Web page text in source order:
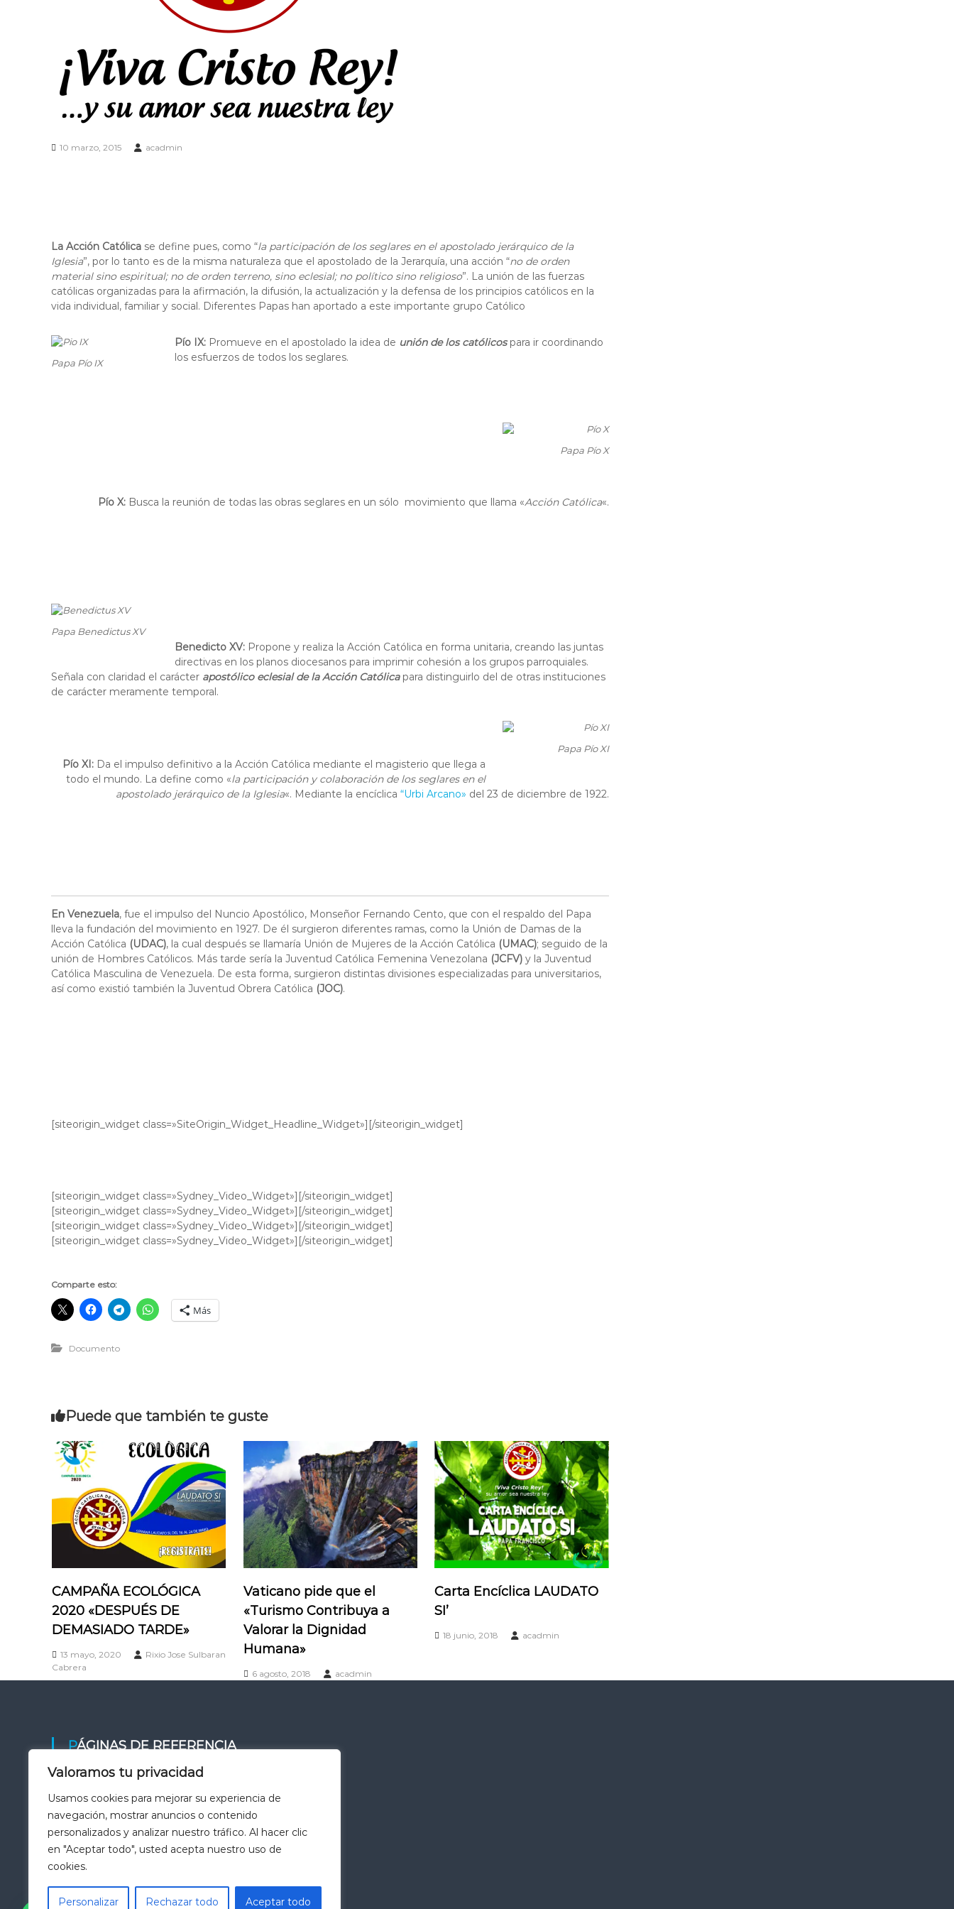
Valoramos tu privacidad
Usamos cookies para mejorar su experiencia de
navegación, mostrar anuncios o contenido
personalizados y analizar nuestro tráfico. Al hacer clic
en "Aceptar todo", usted acepta nuestro uso de
cookies.
Personalizar Rechazar todo Aceptar todo
u
e
l
a
10 marzo, 2015 acadmin
La Acción Católica se define pues, como “la participación de los seglares en el apostolado jerárquico de la
Iglesia”, por lo tanto es de la misma naturaleza que el apostolado de la Jerarquía, una acción “no de orden
material sino espiritual; no de orden terreno, sino eclesial; no político sino religioso”. La unión de las fuerzas
católicas organizadas para la afirmación, la difusión, la actualización y la defensa de los principios católicos en la
vida individual, familiar y social. Diferentes Papas han aportado a este importante grupo Católico
Papa Pío IX
Pío IX: Promueve en el apostolado la idea de unión de los católicospara ir coordinando
los esfuerzos de todos los seglares.
Papa Pío X
Pío X: Busca la reunión de todas las obras seglares en un sólo movimiento que llama «Acción Católica«.
Papa Benedictus XV
Benedicto XV: Propone y realiza la Acción Católica en forma unitaria, creando las juntas
directivas en los planos diocesanos para imprimir cohesión a los grupos parroquiales.
Señala con claridad el carácter apostólico eclesial de la Acción Católicapara distinguirlo del de otras instituciones
de carácter meramente temporal.
Papa Pío XI
Pío XI: Da el impulso definitivo a la Acción Católica mediante el magisterio que llega a
todo el mundo. La define como «la participación y colaboración de los seglares en el
apostolado jerárquico de la Iglesia«. Mediante la encíclica “Urbi Arcano» del 23 de diciembre de 1922.
En Venezuela, fue el impulso del Nuncio Apostólico, Monseñor Fernando Cento, que con el respaldo del Papa
lleva la fundación del movimiento en 1927. De él surgieron diferentes ramas, como la Unión de Damas de la
Acción Católica (UDAC), la cual después se llamaría Unión de Mujeres de la Acción Católica (UMAC); seguido de la
unión de Hombres Católicos. Más tarde sería la Juventud Católica Femenina Venezolana (JCFV) y la Juventud
Católica Masculina de Venezuela. De esta forma, surgieron distintas divisiones especializadas para universitarios,
así como existió también la Juventud Obrera Católica (JOC).
[siteorigin_widget class=»SiteOrigin_Widget_Headline_Widget»] [/siteorigin_widget]
[siteorigin_widget class=»Sydney_Video_Widget»] [/siteorigin_widget]
[siteorigin_widget class=»Sydney_Video_Widget»] [/siteorigin_widget]
[siteorigin_widget class=»Sydney_Video_Widget»] [/siteorigin_widget]
[siteorigin_widget class=»Sydney_Video_Widget»] [/siteorigin_widget]
Comparte esto:
Más
Documento
Puede que también te guste
CAMPAÑA ECOLÓGICA
2020 «DESPUÉS DE
DEMASIADO TARDE»
13 mayo, 2020
Rixio Jose Sulbaran
Cabrera
Vaticano pide que el
«Turismo Contribuya a
Valorar la Dignidad
Humana»
6 agosto, 2018 acadmin
Carta Encíclica LAUDATO
SI’
18 junio, 2018 acadmin
PÁGINAS DE REFERENCIA
Foro Internacional Acción Católica
Conferencia Episcopal Venezolana
Aciprensa